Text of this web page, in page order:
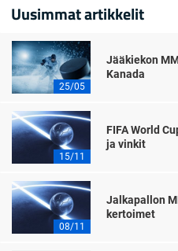
Uusimmat artikkelit
25/05
Jääkiekon
Kanada
15/11
FIFA World
ja vinkit
08/11
Jalkapallon
kertoimet